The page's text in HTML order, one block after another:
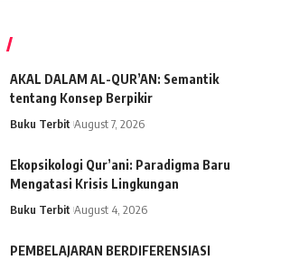
AKAL DALAM AL-QUR’AN: Semantik
tentang Konsep Berpikir
Buku Terbit August 7, 2026
Ekopsikologi Qur’ani: Paradigma Baru
Mengatasi Krisis Lingkungan
Buku Terbit August 4, 2026
PEMBELAJARAN BERDIFERENSIASI